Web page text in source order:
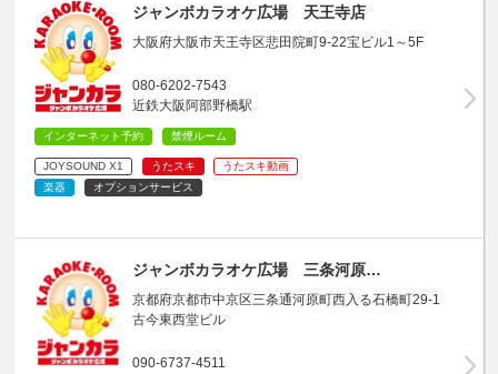
ジャンボカラオケ広場 天王寺店
大阪府大阪市天王寺区悲田院町9-22宝ビル1～5F
080-6202-7543
近鉄大阪阿部野橋駅
インターネット予約 禁煙ルーム
JOYSOUND X1 うたスキ
うたスキ動画
楽器
オプションサービス
ジャンボカラオケ広場 三条河原…
京都府京都市中京区三条通河原町西入る石橋町29-1
古今東西堂ビル
090-6737-4511